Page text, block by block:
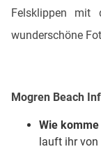
Felsklippen mit
wunderschöne
Mogren Beach
Wie
lauft ihr von